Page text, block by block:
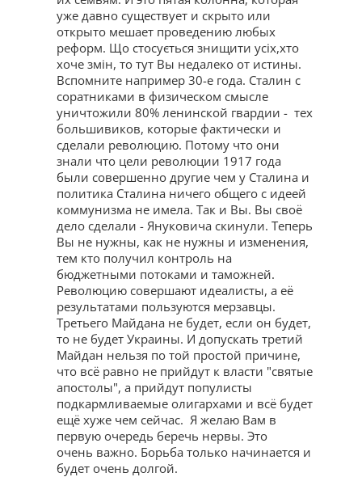
уже давно существует и скрыто или
открыто мешает проведению любых
реформ. Що стосується знищити усіх,хто
хоче змін, то тут Вы недалеко от истины.
Вспомните например 30-е года. Сталин с
соратниками в физическом смысле
уничтожили 80% ленинской гвардии - тех
большивиков, которые фактически и
сделали революцию. Потому что они
знали что цели революции 1917 года
были совершенно другие чем у Сталина и
политика Сталина ничего общего с идеей
коммунизма не имела. Так и Вы. Вы своё
дело сделали - Януковича скинули. Теперь
Вы не нужны, как не нужны и изменения,
тем кто получил контроль на
бюджетными потоками и таможней.
Революцию совершают идеалисты, а её
результатами пользуются мерзавцы.
Третьего Майдана не будет, если он будет,
то не будет Украины. И допускать третий
Майдан нельзя по той простой причине,
что всё равно не прийдут к власти "святые
апостолы", а прийдут популисты
подкармливаемые олигархами и всё будет
ещё хуже чем сейчас. Я желаю Вам в
первую очередь беречь нервы. Это
очень важно. Борьба только начинается и
будет очень долгой.